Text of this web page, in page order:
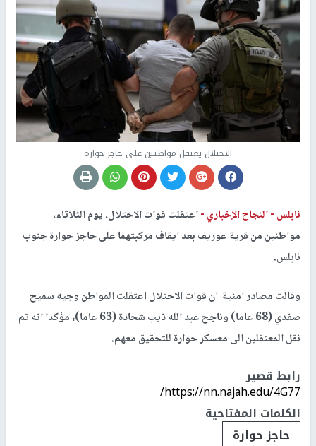
الاحتلال يعتقل مواطنين على حاجز حوارة
نابلس -النجاح الإخباري -اعتقلت قوات الاحتلال، يوم الثلاثاء،
مواطنين من قرية عوريف بعد ايقاف مركبتهما على حاجز حوارة جنوب
نابلس.
وقالت مصادر امنية ان قوات الاحتلال اعتقلت المواطن وجيه سميح
صفدي (68 عاما) وناجح عبد الله ذيب شحادة (63 عاما)، مؤكدا انه تم
نقل المعتقلين الى معسكر حوارة للتحقيق معهم.
رابط قصير
https://nn.najah.edu/4G77/
الكلمات المفتاحية
حاجز حوارة